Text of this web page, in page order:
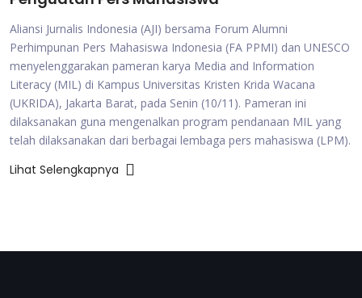
Aliansi Jurnalis Indonesia (AJI) bersama Forum Alumni
Perhimpunan Pers Mahasiswa Indonesia (FA PPMI) dan UNESCO
menyelenggarakan pameran karya Media and Information
Literacy (MIL) di Kampus Universitas Kristen Krida Wacana
(UKRIDA), Jakarta Barat, pada Senin (10/11). Pameran ini
dilaksanakan guna mengenalkan program pendanaan MIL yang
telah dilaksanakan dari berbagai lembaga pers mahasiswa (LPM).
Lihat Selengkapnya